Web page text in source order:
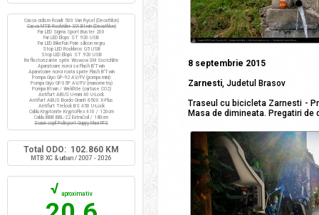
8 septembrie 2015
Zarnesti, Judetul Brasov
Traseul cu bicicleta Zarnesti -
Masa de dimineata. Pregatiri de
Casca ciclism Roadr 500 Van Rysel (Decathlon)
Casca MTB Rockrider SIX Btwin (Decathlon)
Far LED Sigma Sport Buster 200
Far LED Elops ST 920 USB
Far LED BikeFun Pixie silicon negru
Stop LED Rockbros Q5 USB
Stop LED Elops ST 920 USB
Reflectorizante spite Wowow 3M Scotchlite
Aparatoare noroi sa Flash B'Twin
Aparatoare noroi roata spate Flash B'Twin
Pompa Giyo GP-92 AV/FV (pompa mini)
Pompa Giyo GF-35P AV/FV (manometru)
Pompa Btwin / Weldtite (cartuse CO2)
Antifurt ABUS U-mini 40 U-Lock
Antifurt ABUS Bordo Granit 6500 X-Plus
Antifurt Trelock BS 450 U-Lock
Cablu Kryptonite KryptoFlex 410 / 120cm
Cablu BBB BBL-22 ExtraCoil / 180cm
Scaun copil Polisport Guppy Maxi FFS
Total ODO: 102.860 KM
MTB XC & urban / 2007 - 2026
√ aproximativ